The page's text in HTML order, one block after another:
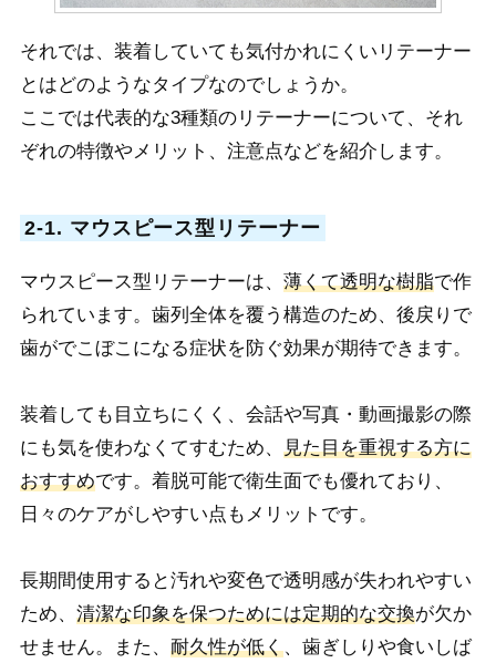
それでは、装着していても気付かれにくいリテーナー
とはどのようなタイプなのでしょうか。
ここでは代表的な3種類のリテーナーについて、それ
ぞれの特徴やメリット、注意点などを紹介します。
2-1. マウスピース型リテーナー
マウスピース型リテーナーは、 薄くて透明な樹脂で作
られています。歯列全体を覆う構造のため、後戻りで
歯がでこぼこになる症状を防ぐ効果が期待できます。
装着しても目立ちにくく、会話や写真・動画撮影の際
にも気を使わなくてすむため、 見た目を重視する方に
おすすめです。着脱可能で衛生面でも優れており、
日々のケアがしやすい点もメリットです。
長期間使用すると汚れや変色で透明感が失われやすい
ため、 清潔な印象を保つためには定期的な交換が欠か
せません。また、 耐久性が低く、歯ぎしりや食いしば